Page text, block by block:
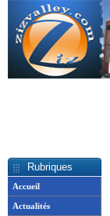
Rubriques
Accueil
Actualités